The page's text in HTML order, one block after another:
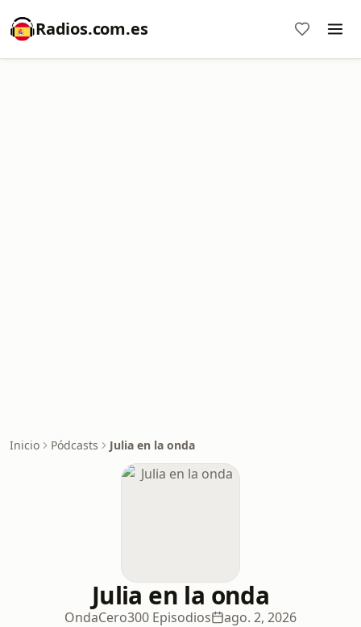
Radios.com.es
Inicio Pódcasts Julia en la onda
Julia en la onda
OndaCero300 Episodios ago. 2, 2026